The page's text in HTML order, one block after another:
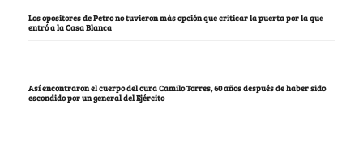
Los opositores de Petro no tuvieron más opción que criticar la puerta por la que
entró a la Casa Blanca
Así encontraron el cuerpo del cura Camilo Torres, 60 años después de haber sido
escondido por un general del Ejército